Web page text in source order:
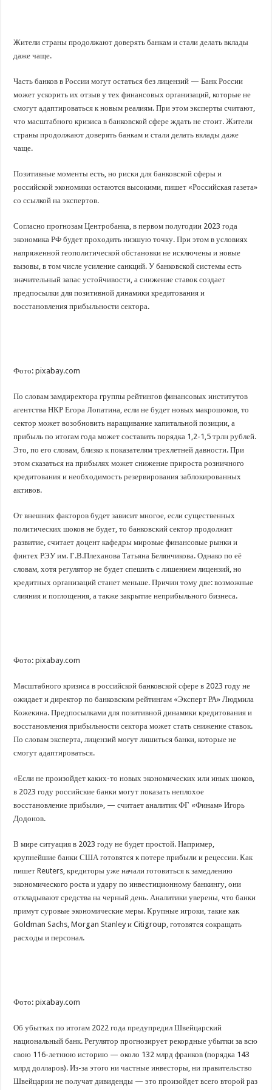
В городах и районах Кубани отметили День России
Стартовал прием заявок на 20-й юбилейный молодежный форум «Регион 93»
Жители страны продолжают доверять банкам и стали делать вклады
даже чаще.
Часть банков в России могут остаться без лицензий — Банк России
может ускорить их отзыв у тех финансовых организаций, которые не
смогут адаптироваться к новым реалиям. При этом эксперты считают,
что масштабного кризиса в банковской сфере ждать не стоит. Жители
страны продолжают доверять банкам и стали делать вклады даже
чаще.
Позитивные моменты есть, но риски для банковской сферы и
российской экономики остаются высокими, пишет «Российская газета»
со ссылкой на экспертов.
Согласно прогнозам Центробанка, в первом полугодии 2023 года
экономика РФ будет проходить низшую точку. При этом в условиях
напряженной геополитической обстановки не исключены и новые
вызовы, в том числе усиление санкций. У банковской системы есть
значительный запас устойчивости, а снижение ставок создает
предпосылки для позитивной динамики кредитования и
восстановления прибыльности сектора.
Фото: pixabay.com
По словам замдиректора группы рейтингов финансовых институтов
агентства НКР Егора Лопатина, если не будет новых макрошоков, то
сектор может возобновить наращивание капитальной позиции, а
прибыль по итогам года может составить порядка 1,2-1,5 трлн рублей.
Это, по его словам, близко к показателям трехлетней давности. При
этом сказаться на прибылях может снижение прироста розничного
кредитования и необходимость резервирования заблокированных
активов.
От внешних факторов будет зависит многое, если существенных
политических шоков не будет, то банковский сектор продолжит
развитие, считает доцент кафедры мировые финансовые рынки и
финтех РЭУ им. Г.В.Плеханова Татьяна Белянчикова. Однако по её
словам, хотя регулятор не будет спешить с лишением лицензий, но
кредитных организаций станет меньше. Причин тому две: возможные
слияния и поглощения, а также закрытие неприбыльного бизнеса.
Фото: pixabay.com
Масштабного кризиса в российской банковской сфере в 2023 году не
ожидает и директор по банковским рейтингам «Эксперт РА» Людмила
Кожекина. Предпосылками для позитивной динамики кредитования и
восстановления прибыльности сектора может стать снижение ставок.
По словам эксперта, лицензий могут лишиться банки, которые не
смогут адаптироваться.
«Если не произойдет каких-то новых экономических или иных шоков,
в 2023 году российские банки могут показать неплохое
восстановление прибыли», — считает аналитик ФГ «Финам» Игорь
Додонов.
В мире ситуация в 2023 году не будет простой. Например,
крупнейшие банки США готовятся к потере прибыли и рецессии. Как
пишет Reuters, кредиторы уже начали готовиться к замедлению
экономического роста и удару по инвестиционному банкингу, они
откладывают средства на черный день. Аналитики уверены, что банки
примут суровые экономические меры. Крупные игроки, такие как
Goldman Sachs, Morgan Stanley и Citigroup, готовятся сокращать
расходы и персонал.
Фото: pixabay.com
Об убытках по итогам 2022 года предупредил Швейцарский
национальный банк. Регулятор прогнозирует рекордные убытки за всю
свою 116-летнюю историю — около 132 млрд франков (порядка 143
млрд долларов). Из-за этого ни частные инвесторы, ни правительство
Швейцарии не получат дивиденды — это произойдет всего второй раз